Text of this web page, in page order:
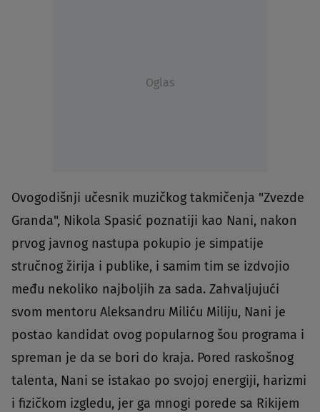
Oglas
Ovogodišnji učesnik muzičkog takmičenja "Zvezde
Granda", Nikola Spasić poznatiji kao Nani, nakon
prvog javnog nastupa pokupio je simpatije
stručnog žirija i publike, i samim tim se izdvojio
među nekoliko najboljih za sada. Zahvaljujući
svom mentoru Aleksandru Miliću Miliju, Nani je
postao kandidat ovog popularnog šou programa i
spreman je da se bori do kraja. Pored raskošnog
talenta, Nani se istakao po svojoj energiji, harizmi
i fizičkom izgledu, jer ga mnogi porede sa Rikijem